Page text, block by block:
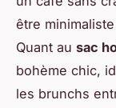
être
Quant au sac
bohème chic,
les brunchs